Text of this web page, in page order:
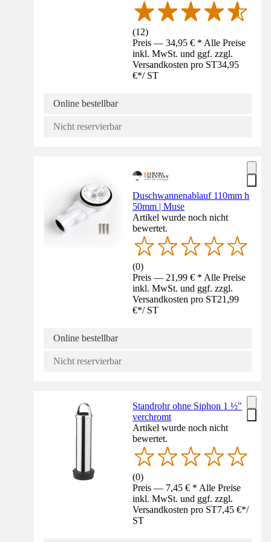
(12)
Preis — 34,95 € * Alle Preise
inkl. MwSt. und ggf. zzgl.
Versandkosten pro ST34,95
€*/ ST
Online bestellbar
Nicht reservierbar
Duschwannenablauf 110mm h
50mm | Muse
Artikel wurde noch nicht
bewertet.
(0)
Preis — 21,99 € * Alle Preise
inkl. MwSt. und ggf. zzgl.
Versandkosten pro ST21,99
€*/ ST
Online bestellbar
Nicht reservierbar
Standrohr ohne Siphon 1 ½"
verchromt
Artikel wurde noch nicht
bewertet.
(0)
Preis — 7,45 € * Alle Preise
inkl. MwSt. und ggf. zzgl.
Versandkosten pro ST7,45 €*/
ST